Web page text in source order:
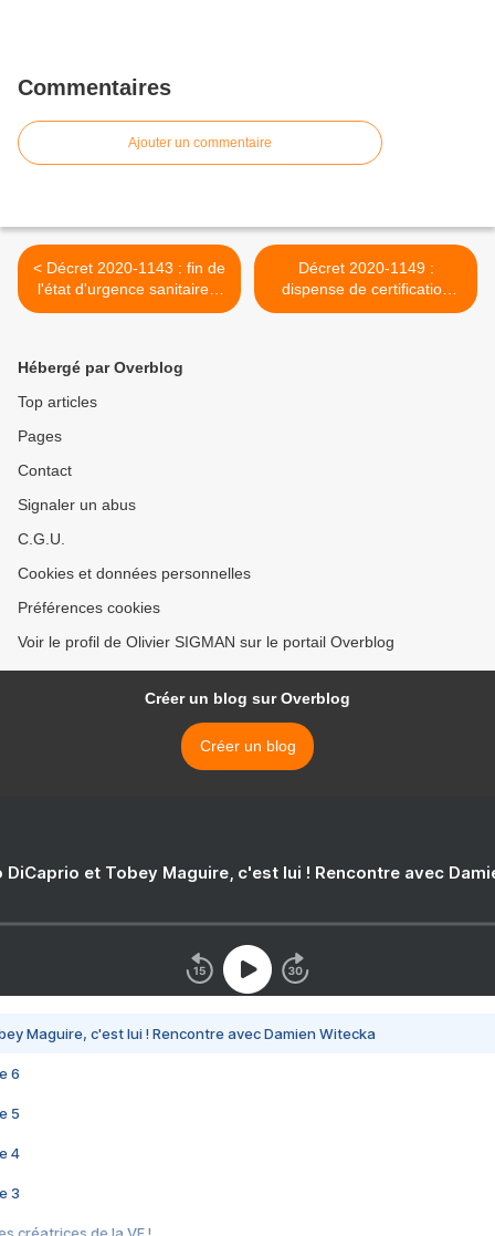
Commentaires
Ajouter un commentaire
< Décret 2020-1143 : fin de
l'état d'urgence sanitaire à
Mayotte et Guyane
Décret 2020-1149 :
dispense de certification
des comptes des hôpitaux >
Hébergé par Overblog
Top articles
Pages
Contact
Signaler un abus
C.G.U.
Cookies et données personnelles
Préférences cookies
Voir le profil de Olivier SIGMAN sur le portail Overblog
Créer un blog sur Overblog
Créer un blog
DiCaprio et Tobey Maguire, c'est lui ! Rencontre avec
Maguire, c'est lui ! Rencontre avec Damien Witecka
6
5
4
3